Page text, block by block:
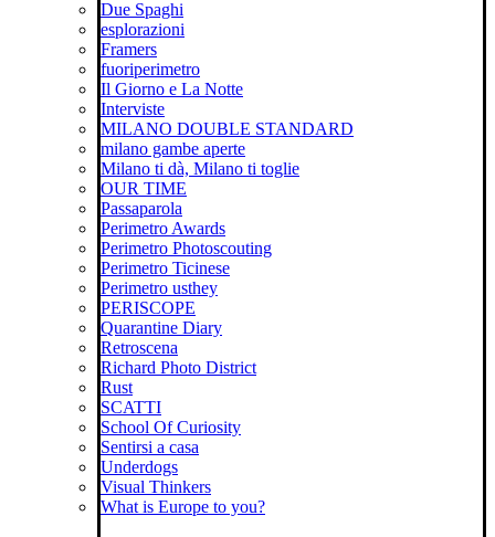
Due Spaghi
esplorazioni
Framers
fuoriperimetro
Il Giorno e La Notte
Interviste
MILANO DOUBLE STANDARD
milano gambe aperte
Milano ti dà, Milano ti toglie
OUR TIME
Passaparola
Perimetro Awards
Perimetro Photoscouting
Perimetro Ticinese
Perimetro usthey
PERISCOPE
Quarantine Diary
Retroscena
Richard Photo District
Rust
SCATTI
School Of Curiosity
Sentirsi a casa
Underdogs
Visual Thinkers
What is Europe to you?